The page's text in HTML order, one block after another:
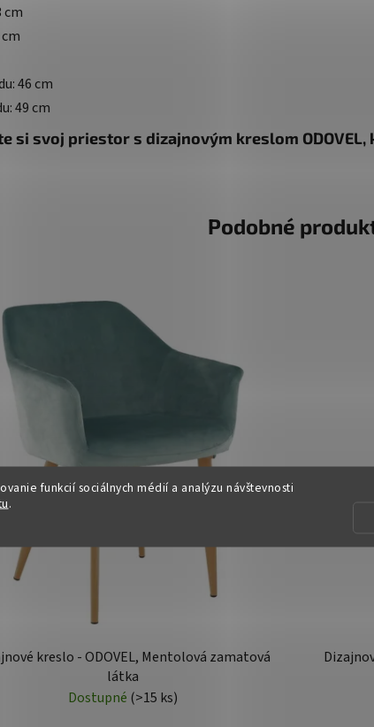
funkcií sociálnych médií a analýzu návštevnosti
.
cm
46 cm
49 cm
si svoj priestor s dizajnovým kreslom
Podobné
kreslo - ODOVEL, Mentolová zamatová
látka
Dostupné (>15 ks)